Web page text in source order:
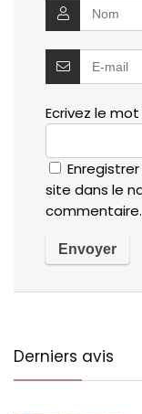
Ecrivez le mot
site dans le
commentaire.
Derniers avis